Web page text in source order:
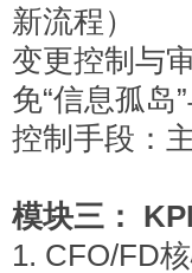
新流程）
变更控制与
免“信息孤岛”
控制手段：
模块三：
1. CFO/FD